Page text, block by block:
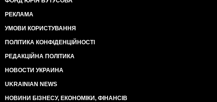
РЕКЛАМА
УМОВИ КОРИСТУВАННЯ
ПОЛІТИКА КОНФІДЕНЦІЙНОСТІ
РЕДАКЦІЙНА ПОЛІТИКА
НОВОСТИ УКРАИНА
UKRAINIAN NEWS
НОВИНИ БІЗНЕСУ, ЕКОНОМІКИ, ФІНАНСІВ